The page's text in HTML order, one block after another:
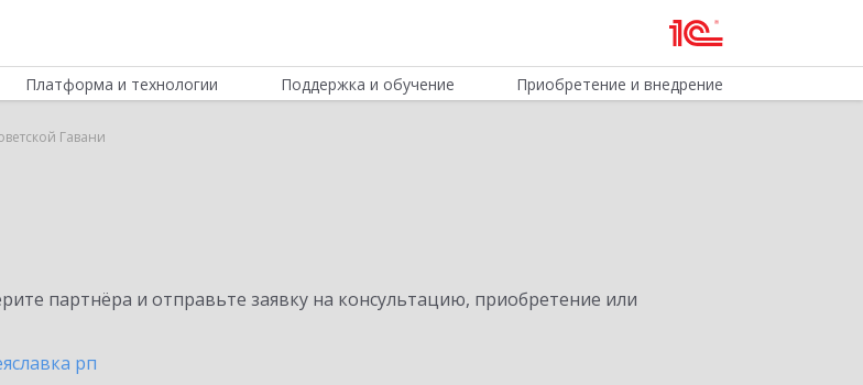
Платформа и технологии Поддержка и обучение Приобретение и внедрение
Гавани
партнёра и отправьте заявку на консультацию, приобретение или
рп